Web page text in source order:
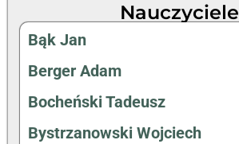
Nauczyciele
Bąk Jan
Berger Adam
Bocheński Tadeusz
Bystrzanowski Wojciech